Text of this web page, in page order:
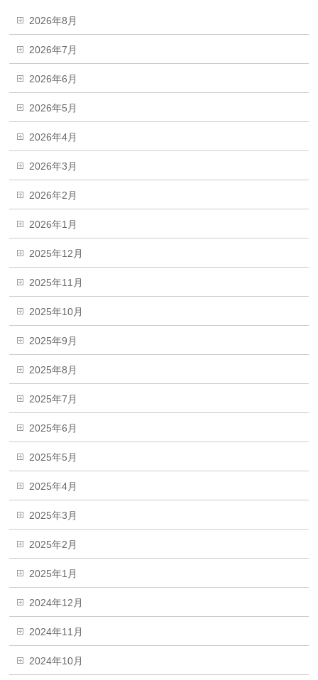
2026年8月
2026年7月
2026年6月
2026年5月
2026年4月
2026年3月
2026年2月
2026年1月
2025年12月
2025年11月
2025年10月
2025年9月
2025年8月
2025年7月
2025年6月
2025年5月
2025年4月
2025年3月
2025年2月
2025年1月
2024年12月
2024年11月
2024年10月